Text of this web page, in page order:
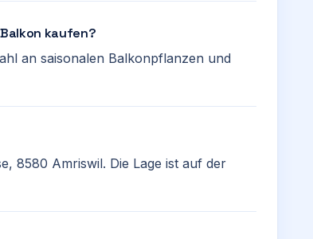
kaufen?
an saisonalen Balkonpflanzen und
8580 Amriswil. Die Lage ist auf der